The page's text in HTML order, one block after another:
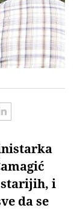
starijih, i
da se